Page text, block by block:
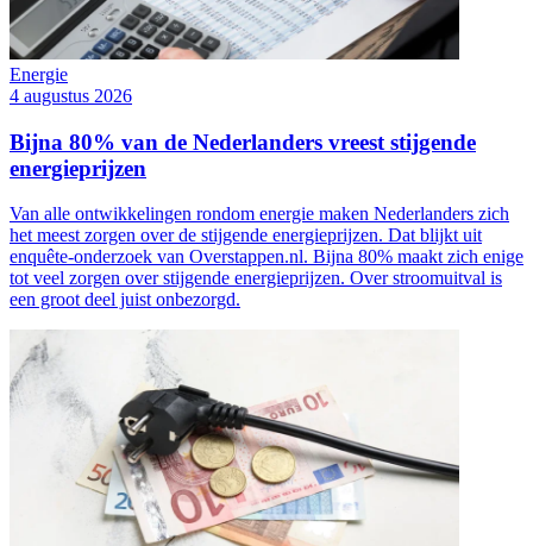
Energie
4 augustus 2026
Bijna 80% van de Nederlanders vreest stijgende
energieprijzen
Van alle ontwikkelingen rondom energie maken Nederlanders zich
het meest zorgen over de stijgende energieprijzen. Dat blijkt uit
enquête-onderzoek van Overstappen.nl. Bijna 80% maakt zich enige
tot veel zorgen over stijgende energieprijzen. Over stroomuitval is
een groot deel juist onbezorgd.